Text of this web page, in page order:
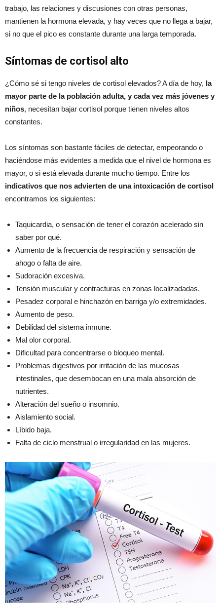
trabajo, las relaciones y discusiones con otras personas,
mantienen la hormona elevada, y hay veces que no llega a bajar,
si no que el pico es constante durante una larga temporada.
Síntomas de cortisol alto
¿Cómo sé si tengo niveles de cortisol elevados? A día de hoy, la
mayor parte de la población adulta, y cada vez más jóvenes y
niños, necesitan bajar cortisol porque tienen niveles altos
constantes.
Los síntomas son bastante fáciles de detectar, empeorando o
haciéndose más evidentes a medida que el nivel de hormona es
mayor, o si está elevada durante mucho tiempo. Entre los
indicativos que nos advierten de una intoxicación de cortisol
encontramos los siguientes:
Taquicardia, o sensación de tener el corazón acelerado sin
saber por qué.
Aumento de la frecuencia de respiración y sensación de
ahogo o falta de aire.
Sudoración excesiva.
Tensión muscular y contracturas en zonas localizadadas.
Pesadez corporal e hinchazón en barriga y/o extremidades.
Aumento de peso.
Debilidad del sistema inmune.
Mal olor corporal.
Dificultad para concentrarse o bloqueo mental.
Problemas digestivos por irritación de las mucosas
intestinales, que desembocan en una mala absorción de
nutrientes.
Alteración del sueño o insomnio.
Aislamiento social.
Líbido baja.
Falta de ciclo menstrual o irregularidad en las mujeres.